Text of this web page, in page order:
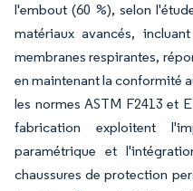
l'embout (60 %), selon
matériaux avancés,
membranes respirantes,
en maintenant la conformité
les normes ASTM F2413 et
fabrication exploitent
paramétrique et
chaussures de protection